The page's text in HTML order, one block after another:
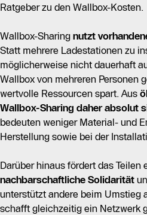
Ratgeber zu den Wallbox-Kosten.
Wallbox-Sharing nutzt
Statt mehrere Ladestationen zu
möglicherweise nicht dauerhaft
Wallbox von mehreren Personen
wertvolle Ressourcen spart. Aus
Wallbox-Sharing daher absolut
bedeuten weniger Material- und
Herstellung sowie bei der
Darüber hinaus fördert das Teilen
nachbarschaftliche Solidarität
unterstützt andere beim Umstieg
schafft gleichzeitig ein Netzwerk